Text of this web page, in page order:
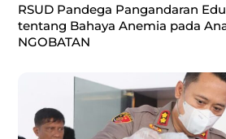
RSUD Pandega Pangandaran
tentang Bahaya Anemia pada
NGOBATAN